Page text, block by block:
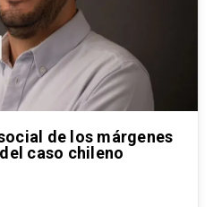
de los márgenes
caso chileno